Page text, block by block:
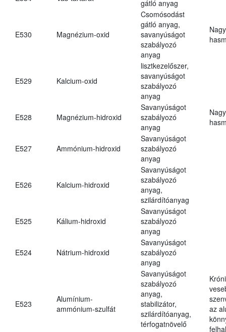
gátló anyag
E530 Magnézium-oxid
Csomósodást
gátló anyag,
savanyúságot
szabályozó
anyag
E529 Kalcium-oxid
lisztkezelőszer,
savanyúságot
szabályozó
anyag
E528 Magnézium-hidroxid
Savanyúságot
szabályozó
anyag
E527 Ammónium-hidroxid
Savanyúságot
szabályozó
anyag
E526 Kalcium-hidroxid
Savanyúságot
szabályozó
anyag,
szilárdítóanyag
E525 Kálium-hidroxid
Savanyúságot
szabályozó
anyag
E524 Nátrium-hidroxid
Savanyúságot
szabályozó
anyag
E523
Alumínium-
ammónium-szulfát
Savanyúságot
szabályozó
anyag,
stabilizátor,
szilárdítóanyag,
térfogatnövelő
az